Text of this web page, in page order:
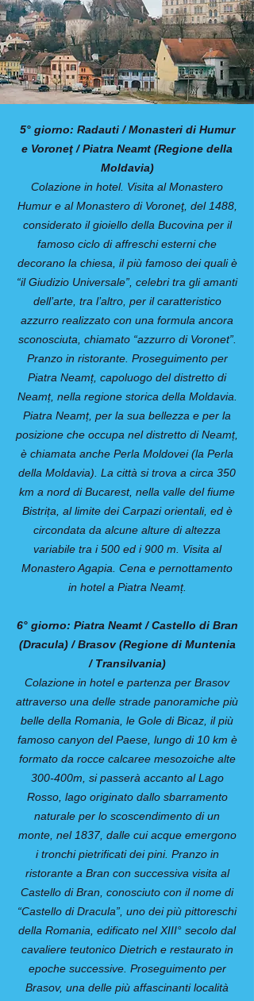
5° giorno: Radauti / Monasteri di Humur
e Voroneţ / Piatra Neamt (Regione della
Moldavia)
Colazione in hotel. Visita al Monastero
Humur e al Monastero di Voroneţ, del 1488,
considerato il gioiello della Bucovina per il
famoso ciclo di affreschi esterni che
decorano la chiesa, il più famoso dei quali è
“il Giudizio Universale”, celebri tra gli amanti
dell’arte, tra l’altro, per il caratteristico
azzurro realizzato con una formula ancora
sconosciuta, chiamato “azzurro di Voronet”.
Pranzo in ristorante. Proseguimento per
Piatra Neamț, capoluogo del distretto di
Neamț, nella regione storica della Moldavia.
Piatra Neamț, per la sua bellezza e per la
posizione che occupa nel distretto di Neamț,
è chiamata anche Perla Moldovei (la Perla
della Moldavia). La città si trova a circa 350
km a nord di Bucarest, nella valle del fiume
Bistrița, al limite dei Carpazi orientali, ed è
circondata da alcune alture di altezza
variabile tra i 500 ed i 900 m. Visita al
Monastero Agapia. Cena e pernottamento
in hotel a Piatra Neamț.
6° giorno: Piatra Neamt / Castello di Bran
(Dracula) / Brasov (Regione di Muntenia
/ Transilvania)
Colazione in hotel e partenza per Brasov
attraverso una delle strade panoramiche più
belle della Romania, le Gole di Bicaz, il più
famoso canyon del Paese, lungo di 10 km è
formato da rocce calcaree mesozoiche alte
300-400m, si passerà accanto al Lago
Rosso, lago originato dallo sbarramento
naturale per lo scoscendimento di un
monte, nel 1837, dalle cui acque emergono
i tronchi pietrificati dei pini. Pranzo in
ristorante a Bran con successiva visita al
Castello di Bran, conosciuto con il nome di
“Castello di Dracula”, uno dei più pittoreschi
della Romania, edificato nel XIII° secolo dal
cavaliere teutonico Dietrich e restaurato in
epoche successive. Proseguimento per
Brasov, una delle più affascinanti località